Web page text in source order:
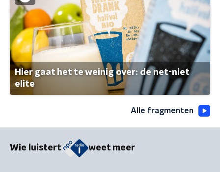
Hier gaat het te weinig over: de net-niet
elite
Alle fragmenten
Wie luistert weet meer